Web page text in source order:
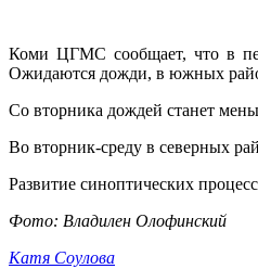
Коми ЦГМС сообщает, что в
Ожидаются дожди, в южных
Со вторника дождей станет
Во вторник-среду в северных
Развитие синоптических
Фото: Владилен Олофинский
Катя Соулова